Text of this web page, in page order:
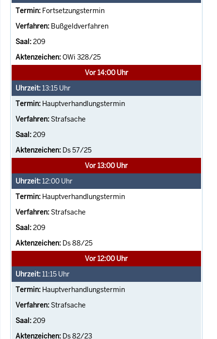
Fortsetzungstermin
Bußgeldverfahren
209
OWi 328/25
Vor 14:00 Uhr
13:15 Uhr
Hauptverhandlungstermin
Strafsache
209
Ds 57/25
Vor 13:00 Uhr
12:00 Uhr
Hauptverhandlungstermin
Strafsache
209
Ds 88/25
Vor 12:00 Uhr
11:15 Uhr
Hauptverhandlungstermin
Strafsache
209
Ds 82/23